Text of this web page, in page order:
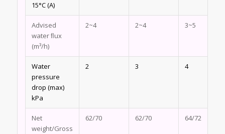
15°C (A)
Advised
water ﬂux
(m³/h)
2~4 2~4 3~5
Water
pressure
drop (max)
kPa
2 3 4
Net
weight/Gross
62/70 62/70 64/72